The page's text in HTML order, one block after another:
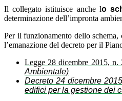
Il collegato istituisce anche lo
determinazione dell’impronta
Per il funzionamento dello
l’emanazione del decreto per il
Legge 28 dicembre 2015, n.
Ambientale)
Decreto 24 dicembre
edifici per la gestione dei